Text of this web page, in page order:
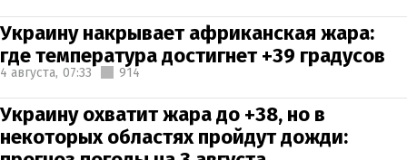
Украину накрывает африканская жара:
где температура достигнет +39 градусов
4 августа, 07:33 914
Украину охватит жара до +38, но в
некоторых областях пройдут дожди: